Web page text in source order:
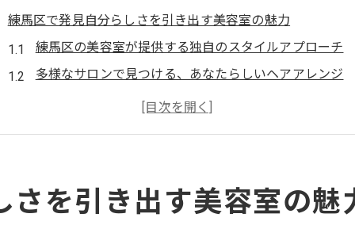
練馬区で発見自分らしさを引き出す美容室の魅力
練馬区の美容室が提供する独自のスタイルアプローチ
多様なサロンで見つける、あなたらしいヘアアレンジ
個性を引き出すための美容室選びのポイント
最新トレンドを追求練馬区の美容室で新しい自分を体感
さを引き出す美容室の魅